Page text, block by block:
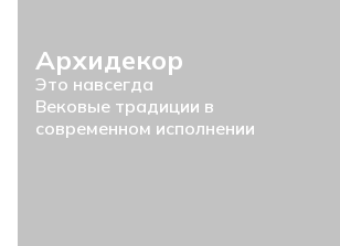
Архидекор
Это навсегда
Вековые традиции в
современном исполнении